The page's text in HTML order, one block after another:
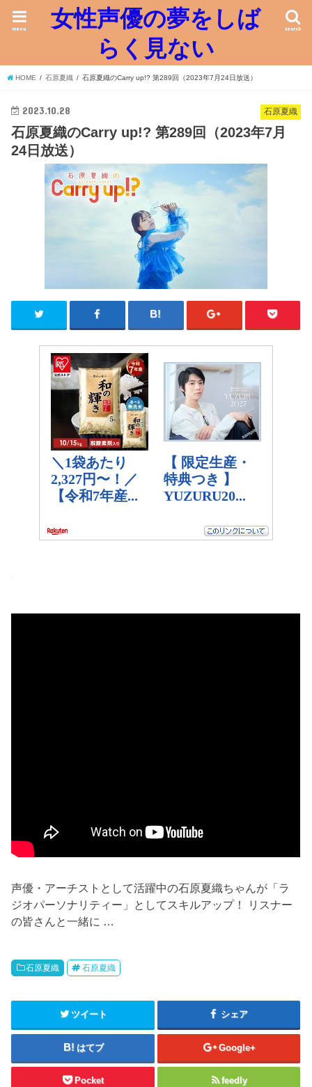
女性声優の夢をしば
らく見ない
search
menu
HOME 石原夏織 石原夏織のCarry up!? 第289回（2023年7月24日放送）
石原夏織
2023.10.28
石原夏織のCarry up!? 第289回（2023年7月
24日放送）
声優・アーチストとして活躍中の石原夏織ちゃんが「ラ
ジオパーソナリティー」としてスキルアップ！ リスナー
の皆さんと一緒に …
石原夏織 石原夏織
ツイート シェア
はてブ Google+
Pocket feedly